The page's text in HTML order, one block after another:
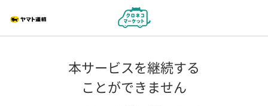
本サービスを継続する
ことができません